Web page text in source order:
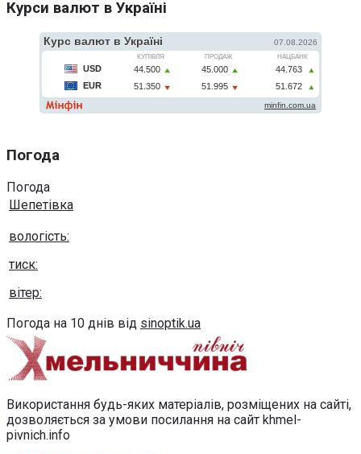
Курси валют в Україні
Погода
Погода
Шепетівка
вологість:
тиск:
вітер:
Погода на 10 днів від sinoptik.ua
Використання будь-яких матеріалів, розміщених на сайті,
дозволяється за умови посилання на сайт khmel-
pivnich.info